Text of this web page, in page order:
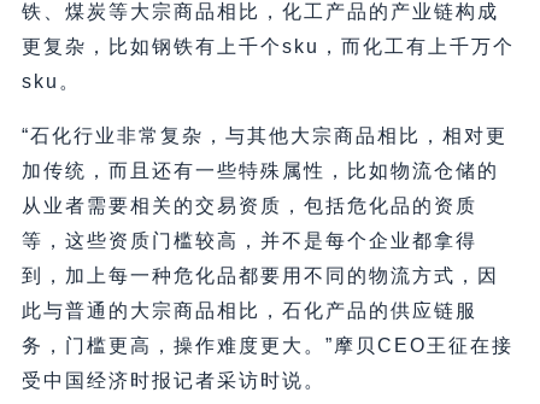
铁、煤炭等大宗商品相比，化工产品的产业链构成
更复杂，比如钢铁有上千个sku，而化工有上千万个
sku。
“石化行业非常复杂，与其他大宗商品相比，相对更
加传统，而且还有一些特殊属性，比如物流仓储的
从业者需要相关的交易资质，包括危化品的资质
等，这些资质门槛较高，并不是每个企业都拿得
到，加上每一种危化品都要用不同的物流方式，因
此与普通的大宗商品相比，石化产品的供应链服
务，门槛更高，操作难度更大。”摩贝CEO王征在接
受中国经济时报记者采访时说。